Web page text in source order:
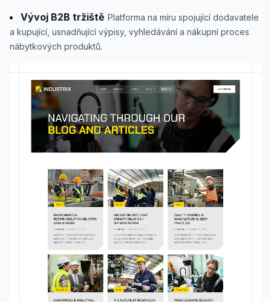
Vývoj B2B tržiště Platforma na míru spojující dodavatele
a kupující, usnadňující výpisy, vyhledávání a nákupní proces
nábytkových produktů.